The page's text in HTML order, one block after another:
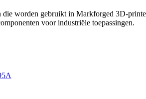
die worden gebruikt in Markforged 3D-
voor industriële toepassingen.